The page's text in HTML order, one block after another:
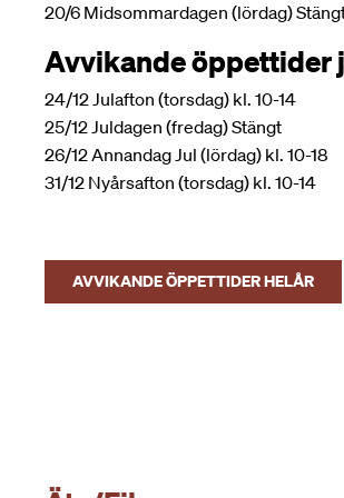
20/6 Midsommardagen (lördag)
Avvikande öppettider
24/12 Julafton (torsdag) kl. 10-14
25/12 Juldagen (fredag) Stängt
26/12 Annandag Jul (lördag) kl. 10-18
31/12 Nyårsafton (torsdag) kl. 10-14
AVVIKANDE ÖPPETTIDER HELÅR